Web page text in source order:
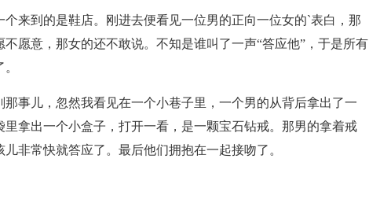
来到的是鞋店。刚进去便看见一位男的正向一位女的`表白，那
愿意，那女的还不敢说。不知是谁叫了一声“答应他”，于是所有
事儿，忽然我看见在一个小巷子里，一个男的从背后拿出了一
拿出一个小盒子，打开一看，是一颗宝石钻戒。那男的拿着戒
非常快就答应了。最后他们拥抱在一起接吻了。